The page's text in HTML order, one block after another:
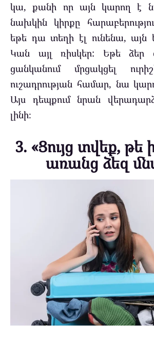
կա, քանի որ այն կարող է
նախկին կիրքը
եթե դա տեղի էլ ունենա, այն
Կան այլ ռիսկեր: Եթե ​​ձեր
ցանկանում մրցակցել
ուշադրության համար, նա
Այս դեպքում նրան
լինի։
3. «Ցույց տվեք, թե
առանց ձեզ